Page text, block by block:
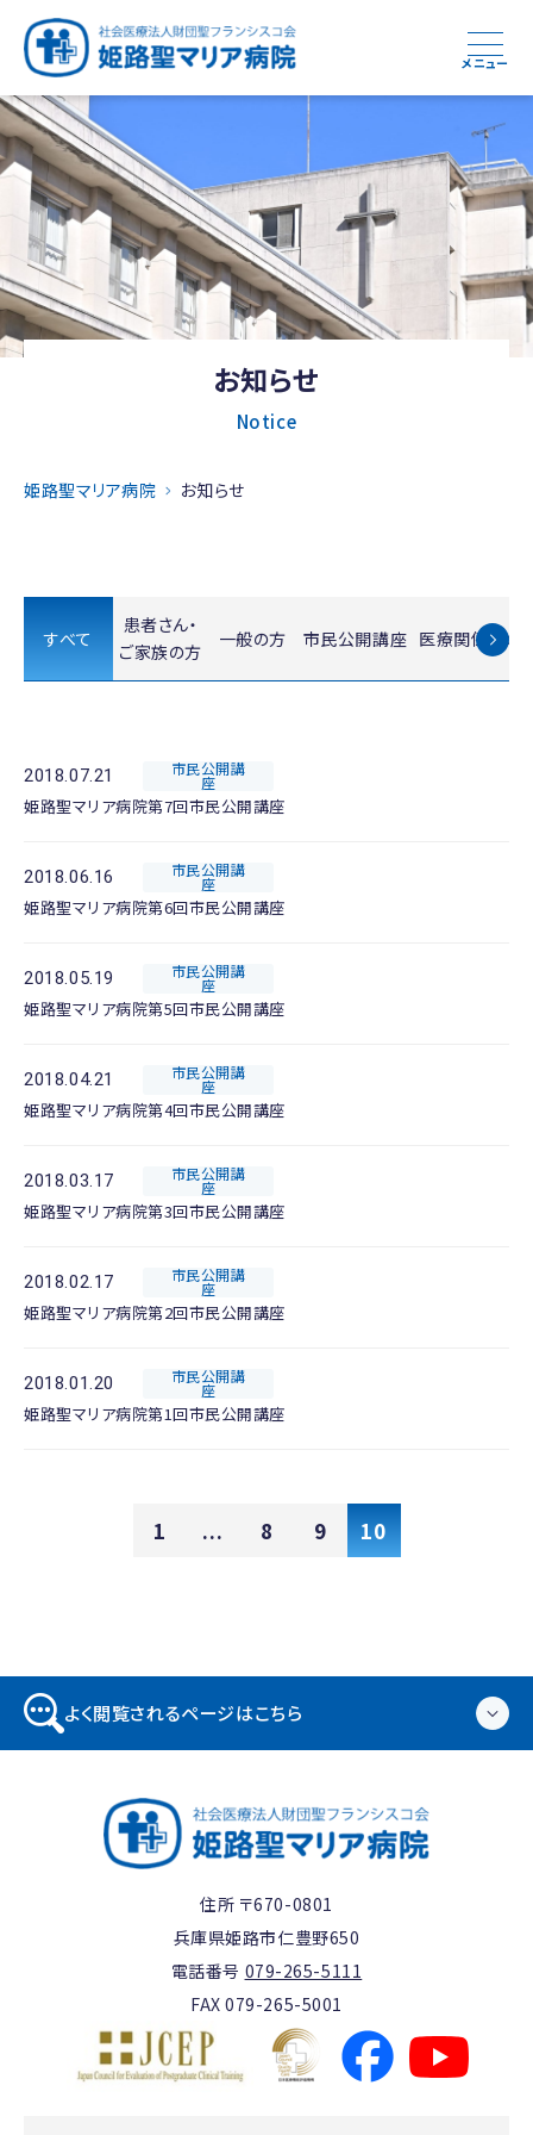
メニュー
お知らせ
Notice
姫路聖マリア病院 お知らせ
すべて
患者さん・
ご家族の方
一般の方 市民公開講座 医療関係者の
2018.07.21 市民公開講
座
姫路聖マリア病院第7回市民公開講座
2018.06.16 市民公開講
座
姫路聖マリア病院第6回市民公開講座
2018.05.19 市民公開講
座
姫路聖マリア病院第5回市民公開講座
2018.04.21 市民公開講
座
姫路聖マリア病院第4回市民公開講座
2018.03.17 市民公開講
座
姫路聖マリア病院第3回市民公開講座
2018.02.17 市民公開講
座
姫路聖マリア病院第2回市民公開講座
2018.01.20 市民公開講
座
姫路聖マリア病院第1回市民公開講座
1 ... 8 9 10
よく閲覧されるページはこちら
住所 〒670-0801
兵庫県姫路市仁豊野650
電話番号 079-265-5111
FAX 079-265-5001